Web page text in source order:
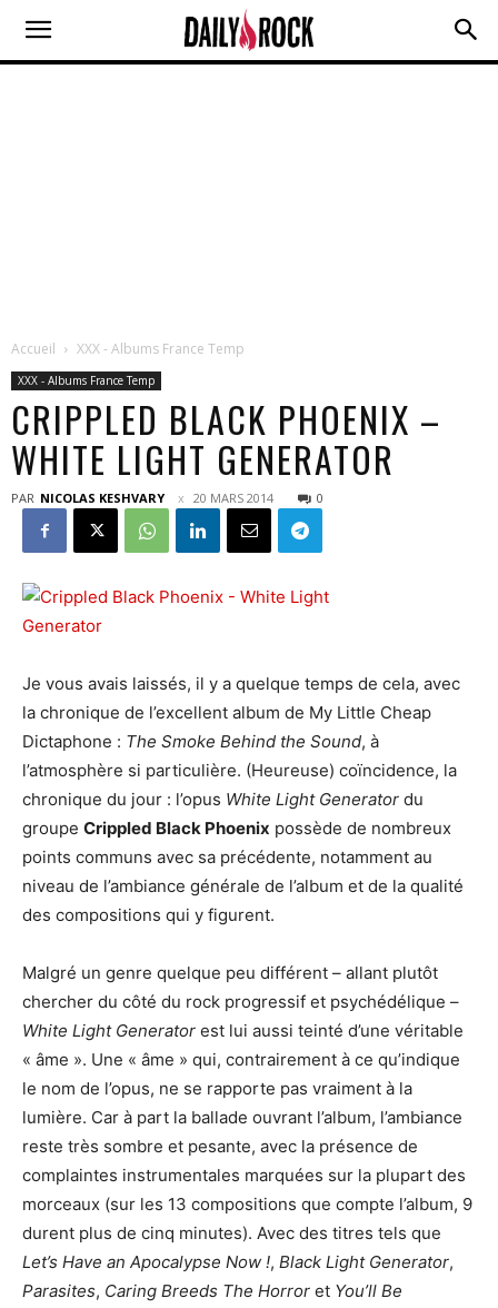
Accueil XXX - Albums France Temp
XXX - Albums France Temp
CRIPPLED BLACK PHOENIX –
WHITE LIGHT GENERATOR
PAR NICOLAS KESHVARY 20 MARS 2014 0
Je vous avais laissés, il y a quelque temps de cela, avec
la chronique de l’excellent album de My Little Cheap
Dictaphone : The Smoke Behind the Sound, à
l’atmosphère si particulière. (Heureuse) coïncidence, la
chronique du jour : l’opus White Light Generator du
groupe Crippled Black Phoenix possède de nombreux
points communs avec sa précédente, notamment au
niveau de l’ambiance générale de l’album et de la qualité
des compositions qui y figurent.
Malgré un genre quelque peu différent – allant plutôt
chercher du côté du rock progressif et psychédélique –
White Light Generator est lui aussi teinté d’une véritable
« âme ». Une « âme » qui, contrairement à ce qu’indique
le nom de l’opus, ne se rapporte pas vraiment à la
lumière. Car à part la ballade ouvrant l’album, l’ambiance
reste très sombre et pesante, avec la présence de
complaintes instrumentales marquées sur la plupart des
morceaux (sur les 13 compositions que compte l’album, 9
durent plus de cinq minutes). Avec des titres tels que
Let’s Have an Apocalypse Now !, Black Light Generator,
Parasites, Caring Breeds The Horror et You’ll Be